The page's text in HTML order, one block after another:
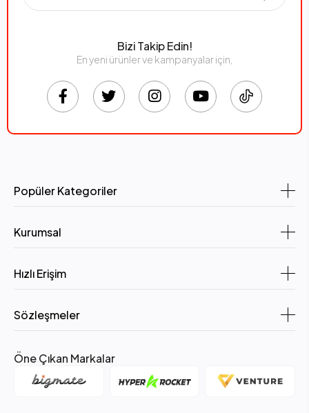
Bizi Takip Edin!
En yeni ürünler ve kampanyalar için,
Popüler Kategoriler
Kurumsal
Hızlı Erişim
Sözleşmeler
Öne Çıkan Markalar